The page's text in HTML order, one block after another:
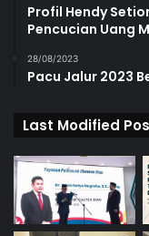
Profil Hendy
Pencucian Uang
28/08/2023
Pacu Jalur 2023
Last Modified